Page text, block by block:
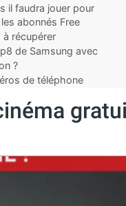
il faudra jouer pour
abonnés Free
récupérer
de Samsung avec
?
de téléphone